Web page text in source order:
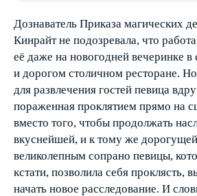
Дознаватель Приказа магических
Кинрайт не подозревала, что
её даже на новогодней вечеринке
и дорогом столичном ресторане.
для развлечения гостей певица
пораженная проклятием прямо на
вместо того, чтобы продолжать
вкуснейшей, и к тому же
великолепным сопрано певицы,
кстати, позволила себя проклясть,
начать новое расследование. И